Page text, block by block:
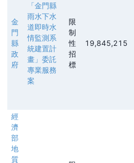
金
門
縣
政
府
「金門縣
雨水下水
道即時水
情監測系
統建置計
畫」委託
專業服務
案
限
制
性
招
標
19,845,215
經
濟
部
地
質